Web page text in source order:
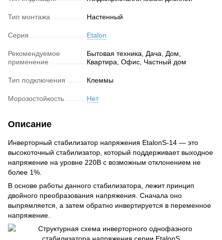
Тип монтажа Настенный
Серия Etalon
Рекомендуемое
применение
Бытовая техника, Дача, Дом,
Квартира, Офис, Частный дом
Тип подключения Клеммы
Морозостойкость Нет
Описание
Инверторный стабилизатор напряжения EtalonS-14 — это
высокоточный стабилизатор, который поддерживает выходное
напряжение на уровне 220В с возможным отклонением не
более 1%.
В основе работы данного стабилизатора, лежит принцип
двойного преобразования напряжения. Сначала оно
выпрямляется, а затем обратно инвертируется в переменное
напряжение.